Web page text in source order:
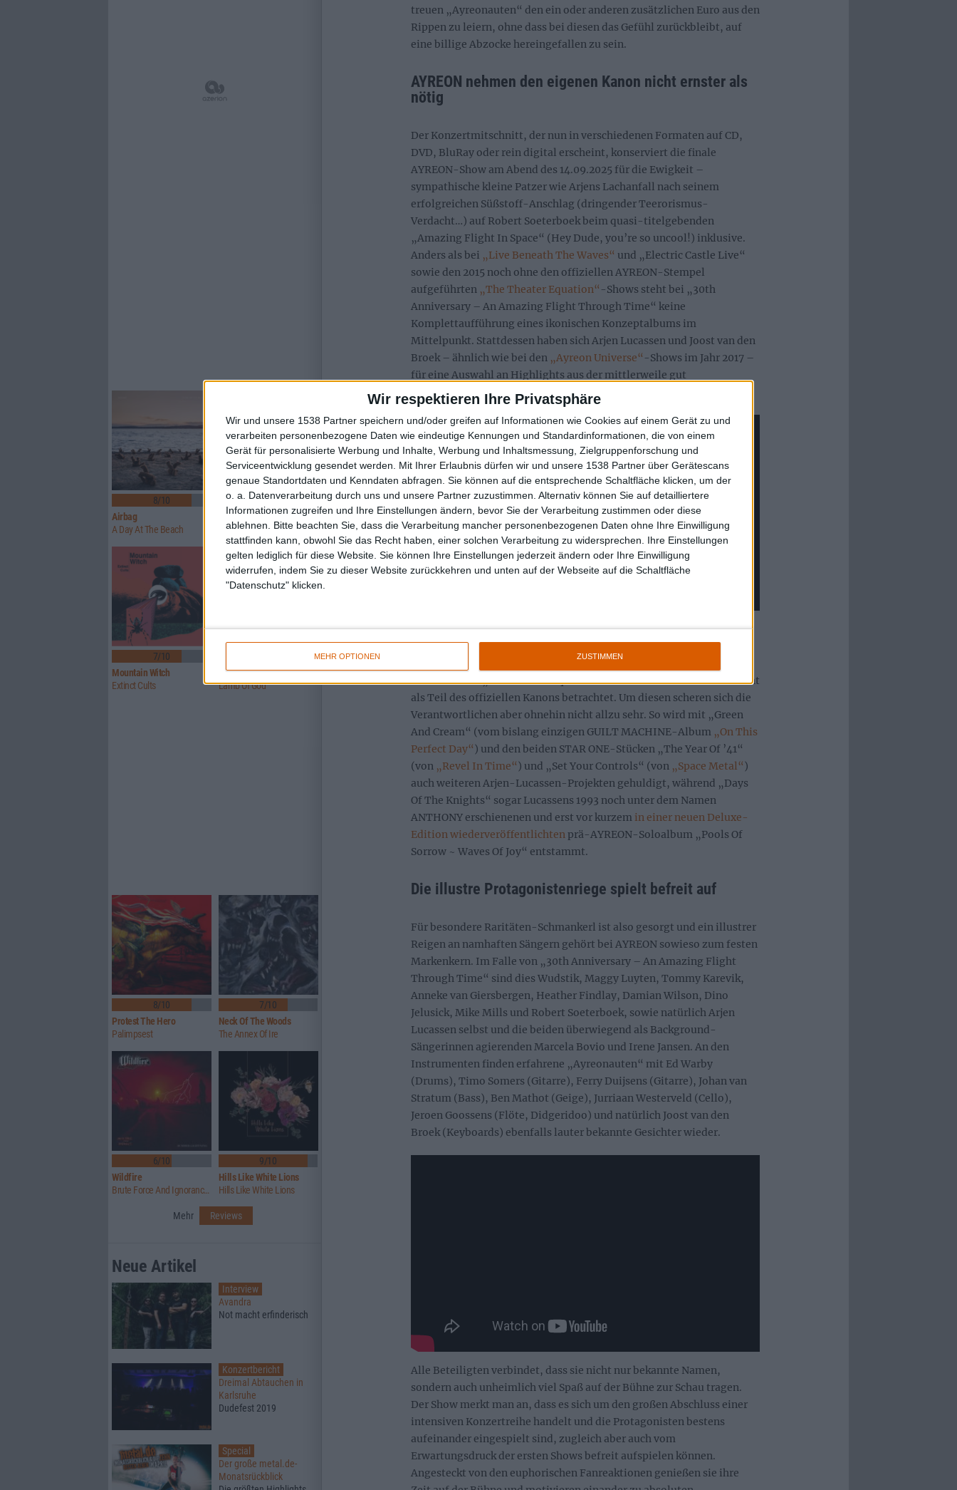
Wir respektieren Ihre Privatsphäre
Wir und unsere 1538 Partner speichern und/oder greifen auf Informationen wie Cookies auf einem Gerät zu und
verarbeiten personenbezogene Daten wie eindeutige Kennungen und Standardinformationen, die von einem
Gerät für personalisierte Werbung und Inhalte, Werbung und Inhaltsmessung, Zielgruppenforschung und
Serviceentwicklung gesendet werden.
Mit Ihrer Erlaubnis dürfen wir und unsere 1538 Partner über Gerätescans
genaue Standortdaten und Kenndaten abfragen. Sie können auf die entsprechende Schaltfläche klicken, um der
o. a. Datenverarbeitung durch uns und unsere Partner zuzustimmen. Alternativ können Sie auf detailliertere
Informationen zugreifen und Ihre Einstellungen ändern, bevor Sie der Verarbeitung zustimmen oder diese
ablehnen.
Bitte beachten Sie, dass die Verarbeitung mancher personenbezogenen Daten ohne Ihre Einwilligung
stattfinden kann, obwohl Sie das Recht haben, einer solchen Verarbeitung zu widersprechen. Ihre Einstellungen
gelten lediglich für diese Website. Sie können Ihre Einstellungen jederzeit ändern oder Ihre Einwilligung
widerrufen, indem Sie zu dieser Website zurückkehren und unten auf der Webseite auf die Schaltfläche
"Datenschutz" klicken.
MEHR OPTIONEN ZUSTIMMEN
treuen „Ayreonauten“ den ein oder anderen zusätzlichen Euro aus den
Rippen zu leiern, ohne dass bei diesen das Gefühl zurückbleibt, auf
eine billige Abzocke hereingefallen zu sein.
AYREON nehmen den eigenen Kanon nicht ernster als
nötig
Der Konzertmitschnitt, der nun in verschiedenen Formaten auf CD,
DVD, BluRay oder rein digital erscheint, konserviert die finale
AYREON-Show am Abend des 14.09.2025 für die Ewigkeit –
sympathische kleine Patzer wie Arjens Lachanfall nach seinem
erfolgreichen Süßstoff-Anschlag (dringender Teerorismus-
Verdacht…) auf Robert Soeterboek beim quasi-titelgebenden
„Amazing Flight In Space“ (Hey Dude, you’re so uncool!) inklusive.
Anders als bei „Live Beneath The Waves“ und „Electric Castle Live“
sowie den 2015 noch ohne den offiziellen AYREON-Stempel
aufgeführten „The Theater Equation“ -Shows steht bei „30th
Anniversary – An Amazing Flight Through Time“ keine
Komplettaufführung eines ikonischen Konzeptalbums im
Mittelpunkt. Stattdessen haben sich Arjen Lucassen und Joost van den
Broek – ähnlich wie bei den „Ayreon Universe“ -Shows im Jahr 2017 –
für eine Auswahl an Highlights aus der mittlerweile gut
dreißigjährigen Geschichte des Projekts entschieden.
Während die zweite Hälfte der Show einen klassischen Best-Of-
Charakter hat, lag der Fokus für den ersten Akt auf Stücken, die
AYREON bisher noch nie live gespielt haben – was wohl auch stimmt,
wenn man die „The Theater Equation“-Shows wie oben erwähnt nicht
als Teil des offiziellen Kanons betrachtet. Um diesen scheren sich die
Verantwortlichen aber ohnehin nicht allzu sehr. So wird mit „Green
And Cream“ (vom bislang einzigen GUILT MACHINE-Album „On This
Perfect Day“ ) und den beiden STAR ONE-Stücken „The Year Of ’41“
(von „Revel In Time“ ) und „Set Your Controls“ (von „Space Metal“ )
auch weiteren Arjen-Lucassen-Projekten gehuldigt, während „Days
Of The Knights“ sogar Lucassens 1993 noch unter dem Namen
ANTHONY erschienenen und erst vor kurzem in einer neuen Deluxe-
Edition wiederveröffentlichtenprä-AYREON-Soloalbum „Pools Of
Sorrow ~ Waves Of Joy“ entstammt.
Die illustre Protagonistenriege spielt befreit auf
Für besondere Raritäten-Schmankerl ist also gesorgt und ein illustrer
Reigen an namhaften Sängern gehört bei AYREON sowieso zum festen
Markenkern. Im Falle von „30th Anniversary – An Amazing Flight
Through Time“ sind dies Wudstik, Maggy Luyten, Tommy Karevik,
Anneke van Giersbergen, Heather Findlay, Damian Wilson, Dino
Jelusick, Mike Mills und Robert Soeterboek, sowie natürlich Arjen
Lucassen selbst und die beiden überwiegend als Background-
Sängerinnen agierenden Marcela Bovio und Irene Jansen. An den
Instrumenten finden erfahrene „Ayreonauten“ mit Ed Warby
(Drums), Timo Somers (Gitarre), Ferry Duijsens (Gitarre), Johan van
Stratum (Bass), Ben Mathot (Geige), Jurriaan Westerveld (Cello),
Jeroen Goossens (Flöte, Didgeridoo) und natürlich Joost van den
Broek (Keyboards) ebenfalls lauter bekannte Gesichter wieder.
Alle Beteiligten verbindet, dass sie nicht nur bekannte Namen,
sondern auch unheimlich viel Spaß auf der Bühne zur Schau tragen.
Der Show merkt man an, dass es sich um den großen Abschluss einer
intensiven Konzertreihe handelt und die Protagonisten bestens
aufeinander eingespielt sind, zugleich aber auch vom
Erwartungsdruck der ersten Shows befreit aufspielen können.
Angesteckt von den euphorischen Fanreaktionen genießen sie ihre
8/10
Airbag
A Day At The Beach
4
6/10
Orgöne
Mos/Fet
7/10
Mountain Witch
Extinct Cults
Lamb Of God
Lamb Of God
8/10
Protest The Hero
Palimpsest
7/10
Neck Of The Woods
The Annex Of Ire
6/10
Wildfire
Brute Force And Ignorance / Summer Lightning
9/10
Hills Like White Lions
Hills Like White Lions
Mehr Reviews
Neue Artikel
Interview
Avandra
Not macht erfinderisch
Konzertbericht
Dreimal Abtauchen in
Karlsruhe
Dudefest 2019
Special
Der große metal.de-
Monatsrückblick